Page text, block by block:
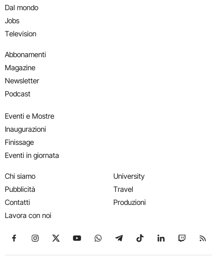
Dal mondo
Jobs
Television
Abbonamenti
Magazine
Newsletter
Podcast
Eventi e Mostre
Inaugurazioni
Finissage
Eventi in giornata
Chi siamo
Pubblicità
Contatti
Lavora con noi
University
Travel
Produzioni
Seguici su Facebook
Seguici su Instagram
Seguici su X
Seguici su YouTube
Seguici su WhatsApp
Seguici su Telegram
Seguici su TikTok
Seguici su
Seguici